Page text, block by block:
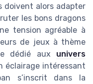
doivent alors adapter
les bons dragons
tension agréable à
de jeux à thème
dédié aux univers
éclairage intéressant
s’inscrit dans la